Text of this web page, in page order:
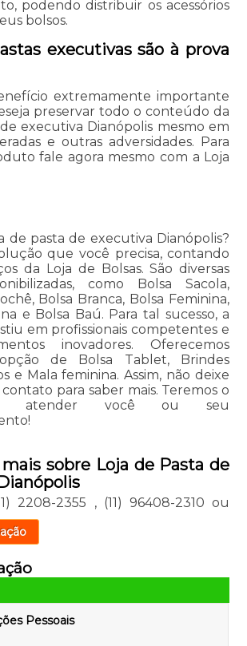
podendo distribuir os acessórios
bolsos.
executivas são à prova
extremamente importante
preservar todo o conteúdo da
executiva Dianópolis mesmo em
e outras adversidades. Para
fale agora mesmo com a Loja
de pasta de executiva Dianópolis?
que você precisa, contando
da Loja de Bolsas. São diversas
como Bolsa Sacola,
Bolsa Branca, Bolsa Feminina,
e Bolsa Baú. Para tal sucesso, a
em profissionais competentes e
inovadores. Oferecemos
de Bolsa Tablet, Brindes
e Mala feminina. Assim, não deixe
para saber mais. Teremos o
atender você ou seu
mais sobre Loja de Pasta de
2208-2355 , (11) 96408-2310 ou
Pessoais